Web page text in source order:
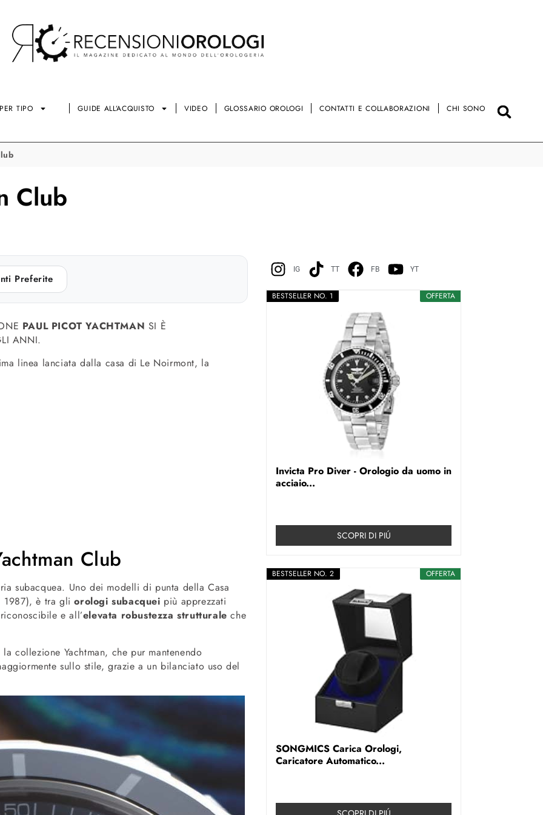
TIPO GUIDE ALL’ACQUISTO VIDEO GLOSSARIO OROLOGI CONTATTI E COLLABORAZIONI CHI SONO
Club
Preferite
PAUL PICOT YACHTMAN SI È
ANNI.
linea lanciata dalla casa di Le Noirmont, la
Club
subacquea. Uno dei modelli di punta della Casa
1987), è tra gliorolo­gi subacquei più apprezzati
e all’elevata robustezza strutturale che
collezione Yachtman, che pur mantenendo
sullo stile, grazie a un bilancia­to uso del
IG TT FB YT
OFFERTA
BESTSELLER NO. 1
Invicta Pro Diver - Orologio da uomo in
acciaio...
SCOPRI DI PIÚ
OFFERTA
BESTSELLER NO. 2
SONGMICS Carica Orologi,
Caricatore Automatico...